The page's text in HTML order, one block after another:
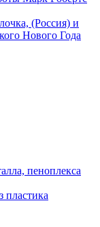
(Россия) и
Нового Года
пеноплекса